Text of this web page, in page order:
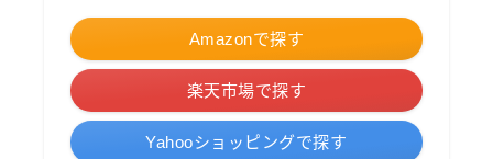
Amazonで探す
楽天市場で探す
Yahooショッピングで探す